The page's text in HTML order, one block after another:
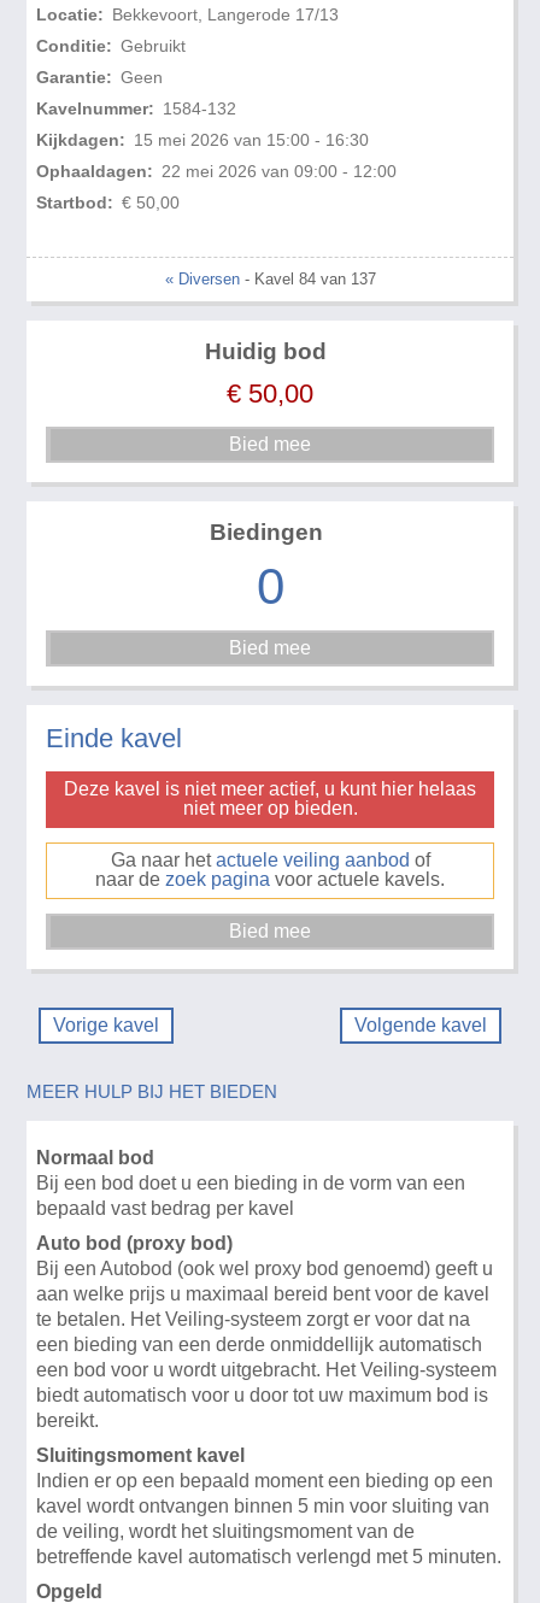
Locatie: Bekkevoort, Langerode 17/13
Conditie: Gebruikt
Garantie: Geen
Kavelnummer: 1584-132
Kijkdagen: 15 mei 2026 van 15:00 - 16:30
Ophaaldagen: 22 mei 2026 van 09:00 - 12:00
Startbod: € 50,00
« Diversen- Kavel 84 van 137
Huidig bod
€ 50,00
Biedingen
0
Einde kavel
Deze kavel is niet meer actief, u kunt hier helaas
niet meer op bieden.
Ga naar hetactuele veiling aanbod of
naar de zoek pagina voor actuele kavels.
Vorige kavel Volgende kavel
MEER HULP BIJ HET BIEDEN
Normaal bod
Bij een bod doet u een bieding in de vorm van een
bepaald vast bedrag per kavel
Auto bod (proxy bod)
Bij een Autobod (ook wel proxy bod genoemd) geeft u
aan welke prijs u maximaal bereid bent voor de kavel
te betalen. Het Veiling-systeem zorgt er voor dat na
een bieding van een derde onmiddellijk automatisch
een bod voor u wordt uitgebracht. Het Veiling-systeem
biedt automatisch voor u door tot uw maximum bod is
bereikt.
Sluitingsmoment kavel
Indien er op een bepaald moment een bieding op een
kavel wordt ontvangen binnen 5 min voor sluiting van
de veiling, wordt het sluitingsmoment van de
betreffende kavel automatisch verlengd met 5 minuten.
Opgeld